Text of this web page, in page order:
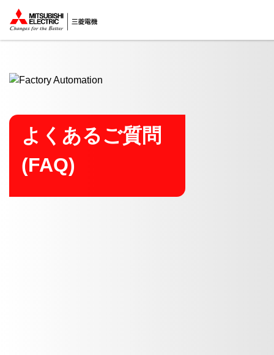
ここから本文
よくあるご質問
(FAQ)